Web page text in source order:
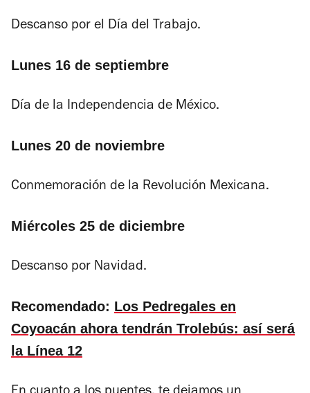
Descanso por el Día del Trabajo.
Lunes 16 de septiembre
Día de la Independencia de México.
Lunes 20 de noviembre
Conmemoración de la Revolución Mexicana.
Miércoles 25 de diciembre
Descanso por Navidad.
Recomendado: Los Pedregales en
Coyoacán ahora tendrán Trolebús: así será
la Línea 12